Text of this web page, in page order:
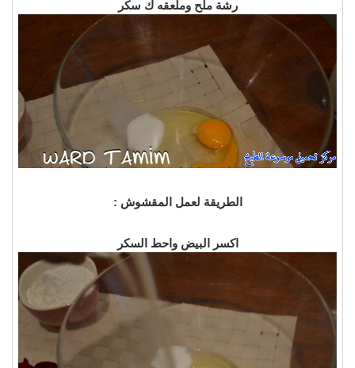
رشة ملح وملعقه ك سكر
الطريقة لعمل المقشوش :
اكسر البيض واحط السكر